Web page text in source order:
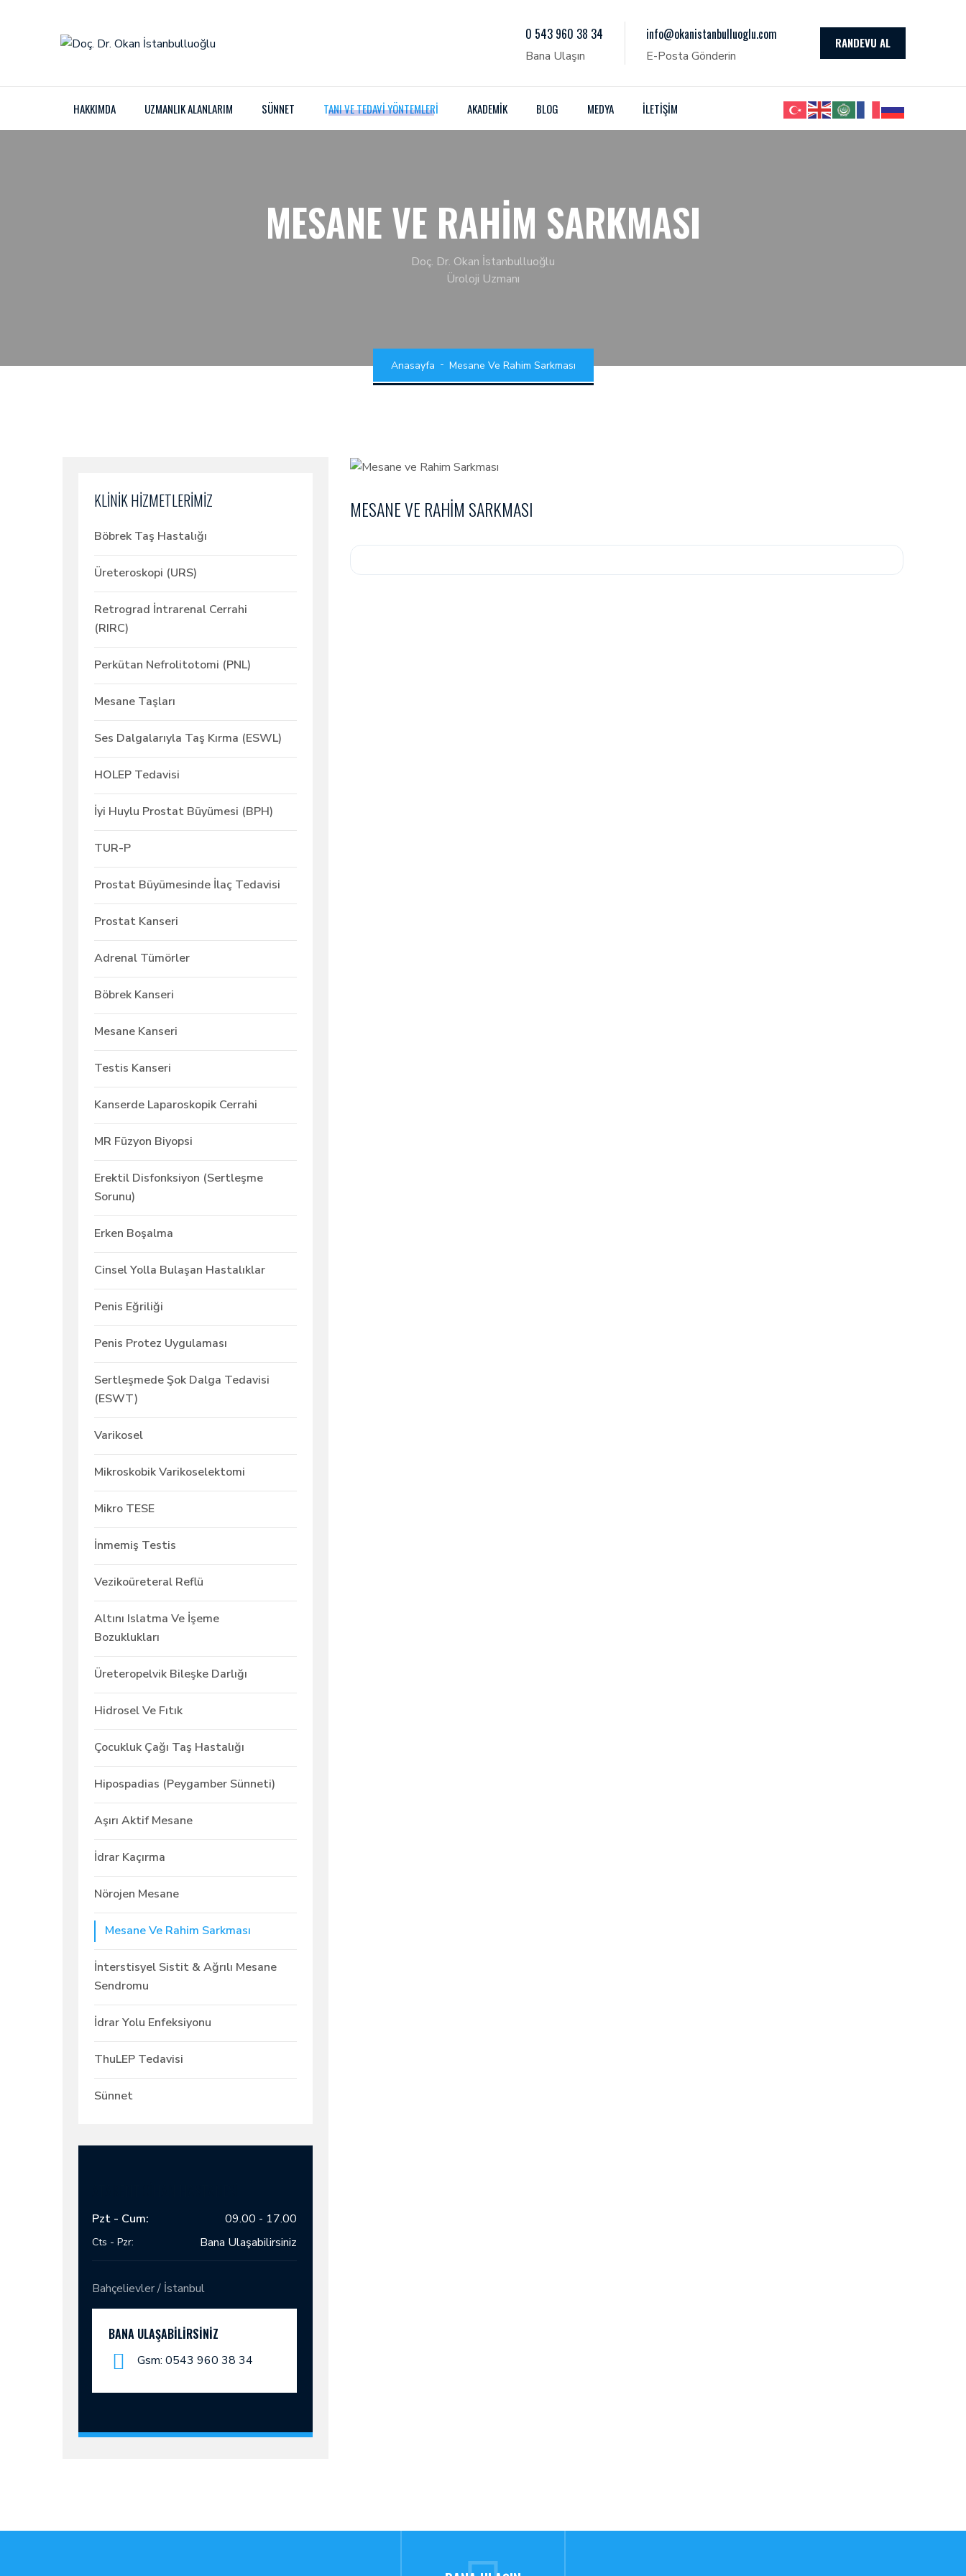
0 543 960 38 34
Bana Ulaşın
info@okanistanbulluoglu.com
E-Posta Gönderin
RANDEVU AL
HAKKIMDA UZMANLIK ALANLARIM SÜNNET TANI VE TEDAVI YÖNTEMLERI AKADEMIK BLOG MEDYA İLETİŞİM
MESANE VE RAHIM SARKMASI
Doç. Dr. Okan İstanbulluoğlu
Üroloji Uzmanı
Anasayfa Mesane Ve Rahim Sarkması
KLİNİK HİZMETLERİMİZ
Böbrek Taş Hastalığı
Üreteroskopi (URS)
Retrograd İntrarenal Cerrahi
(RIRC)
Perkütan Nefrolitotomi (PNL)
Mesane Taşları
Ses Dalgalarıyla Taş Kırma (ESWL)
HOLEP Tedavisi
İyi Huylu Prostat Büyümesi (BPH)
TUR-P
Prostat Büyümesinde İlaç Tedavisi
Prostat Kanseri
Adrenal Tümörler
Böbrek Kanseri
Mesane Kanseri
Testis Kanseri
Kanserde Laparoskopik Cerrahi
MR Füzyon Biyopsi
Erektil Disfonksiyon (Sertleşme
Sorunu)
Erken Boşalma
Cinsel Yolla Bulaşan Hastalıklar
Penis Eğriliği
Penis Protez Uygulaması
Sertleşmede Şok Dalga Tedavisi
(ESWT)
Varikosel
Mikroskobik Varikoselektomi
Mikro TESE
İnmemiş Testis
Vezikoüreteral Reflü
Altını Islatma Ve İşeme
Bozuklukları
Üreteropelvik Bileşke Darlığı
Hidrosel Ve Fıtık
Çocukluk Çağı Taş Hastalığı
Hipospadias (Peygamber Sünneti)
Aşırı Aktif Mesane
İdrar Kaçırma
Nörojen Mesane
Mesane Ve Rahim Sarkması
İnterstisyel Sistit & Ağrılı Mesane
Sendromu
İdrar Yolu Enfeksiyonu
ThuLEP Tedavisi
Sünnet
Pzt - Cum: 09.00 - 17.00
Cts - Pzr: Bana Ulaşabilirsiniz
Bahçelievler / İstanbul
BANA ULAŞABILIRSINIZ
Gsm: 0543 960 38 34
MESANE VE RAHIM SARKMASI